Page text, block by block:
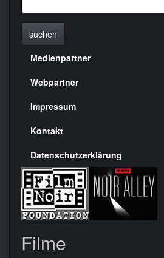
suchen
Menülinks
rechte
Seite
Medienpartner
Webpartner
Impressum
Kontakt
Datenschutzerklärung
Filme